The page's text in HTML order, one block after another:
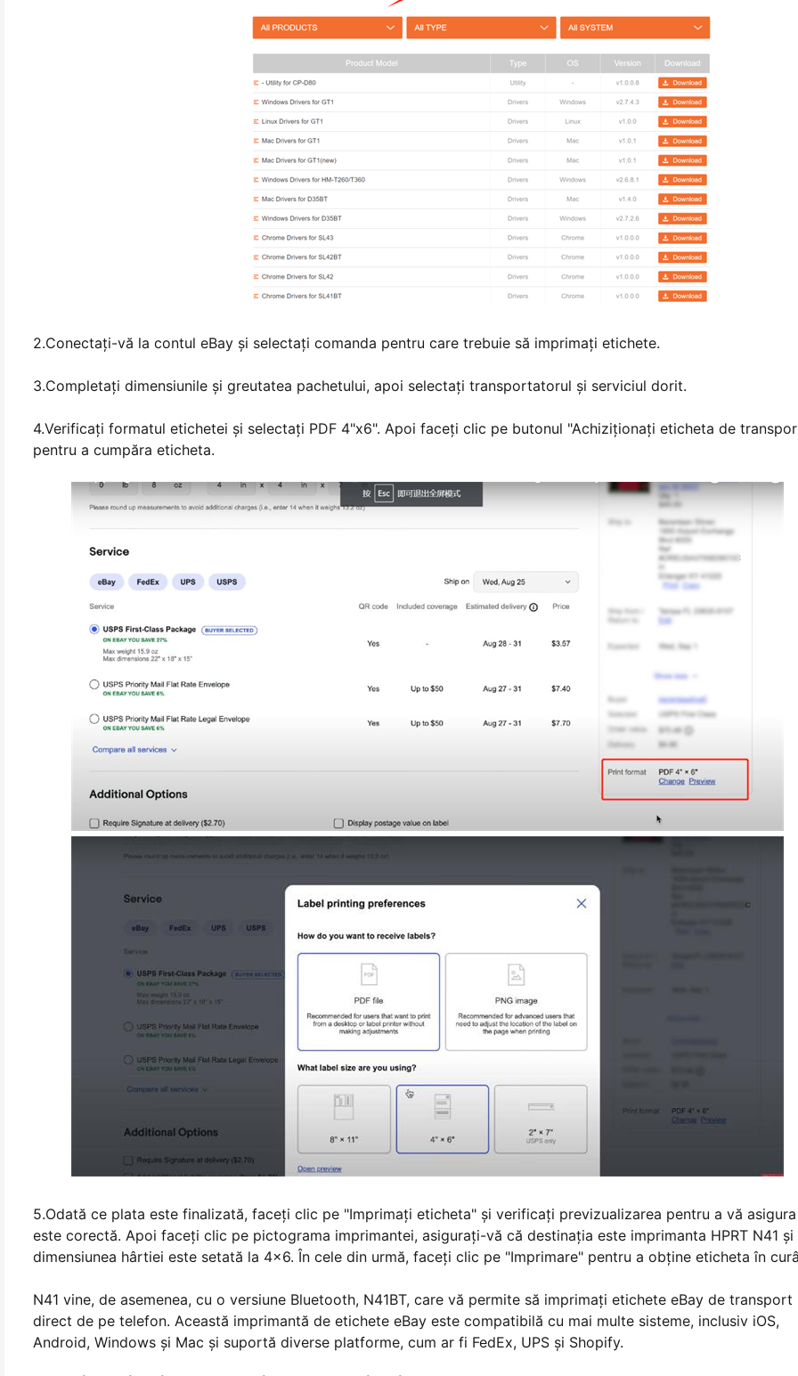
2.Conectați-vă la contul eBay și selectați comanda pentru care trebuie să imprimați etichete.
3.Completați dimensiunile și greutatea pachetului, apoi selectați transportatorul și serviciul dorit.
4.Verificați formatul etichetei și selectați PDF 4"x6". Apoi faceți clic pe butonul "Achiziționați eticheta de
pentru a cumpăra eticheta.
5.Odată ce plata este finalizată, faceți clic pe "Imprimați eticheta" și verificați previzualizarea pentru a vă
este corectă. Apoi faceţi clic pe pictograma imprimantei, asiguraţi-vă că destinaţia este imprimanta HPRT N41 şi
dimensiunea hârtiei este setată la 4x6. În cele din urmă, faceți clic pe "Imprimare" pentru a obține eticheta în
N41 vine, de asemenea, cu o versiune Bluetooth, N41BT, care vă permite să imprimați etichete eBay de transport
direct de pe telefon. Această imprimantă de etichete eBay este compatibilă cu mai multe sisteme, inclusiv iOS,
Android, Windows și Mac și suportă diverse platforme, cum ar fi FedEx, UPS și Shopify.